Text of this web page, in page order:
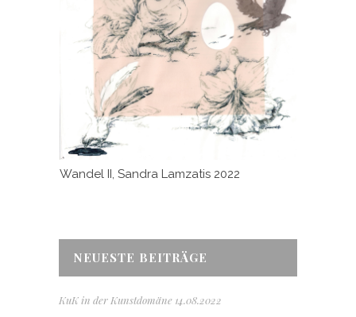
Wandel II, Sandra Lamzatis 2022
NEUESTE BEITRÄGE
KuK in der Kunstdomäne 14.08.2022